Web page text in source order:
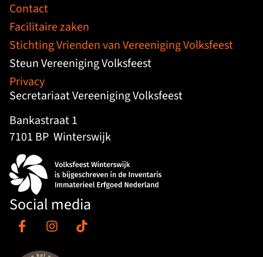
Contact
Facilitaire zaken
Stichting Vrienden van Vereeniging Volksfeest
Steun Vereeniging Volksfeest
Privacy
Secretariaat Vereeniging Volksfeest
Bankastraat 1
7101 BP Winterswijk
Social media